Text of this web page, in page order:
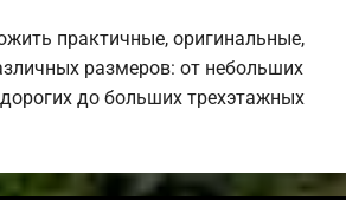
практичные, оригинальные,
размеров: от небольших
до больших трехэтажных